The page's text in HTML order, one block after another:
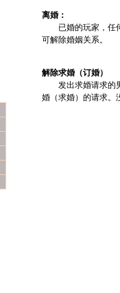
离婚：
已婚的玩家，任何
可解除婚姻关系。
解除求婚（订婚）
发出求婚请求的男
婚（求婚）的请求。